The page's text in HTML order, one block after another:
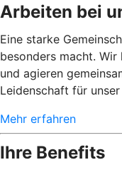
Arbeiten bei
Eine starke
besonders macht.
und agieren
Leidenschaft für unser
Mehr erfahren
Ihre Benefits